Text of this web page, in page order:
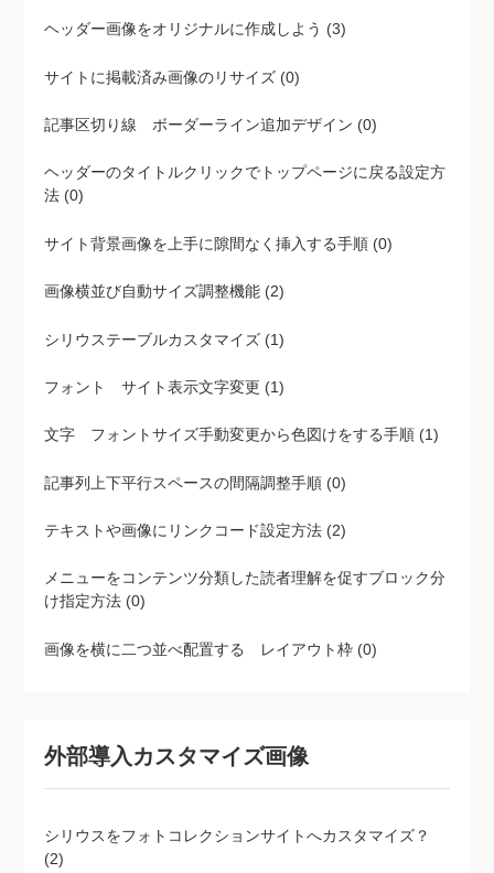
サイトに掲載済み画像のリサイズ (0)
記事区切り線 ボーダーライン追加デザイン (0)
ヘッダーのタイトルクリックでトップページに戻る設定方
サイト背景画像を上手に隙間なく挿入する手順 (0)
画像横並び自動サイズ調整機能 (2)
シリウステーブルカスタマイズ (1)
フォント サイト表示文字変更 (1)
文字 フォントサイズ手動変更から色図けをする手順 (1)
記事列上下平行スペースの間隔調整手順 (0)
テキストや画像にリンクコード設定方法 (2)
メニューをコンテンツ分類した読者理解を促すブロック分
画像を横に二つ並べ配置する レイアウト枠 (0)
シリウスをフォトコレクションサイトへカスタマイズ？
CSS形成サムネイルギャラリー指定各種カスタマイズまと